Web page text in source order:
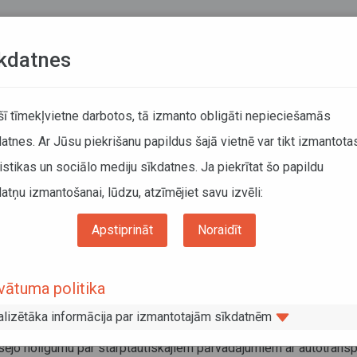
Republikas valdības un Azerbaidžānas Republikas valdības nolīgums
Republikas valdības
nolīgumu par starptautiskajiem pārvadājumiem ar
tīmekļvietne darbotos, tā izmanto obligāti nepieciešamās
Ar Jūsu piekrišanu papildus šajā vietnē var tikt
un sociālo mediju sīkdatnes. Ja piekrītat šo papildu
izmantošanai, lūdzu, atzīmējiet savu izvēli:
Apstiprināt Noraidīt
politika
informācija par izmantotajām sīkdatnēm